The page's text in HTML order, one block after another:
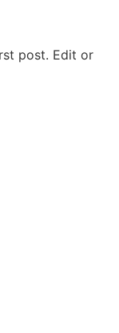
post. Edit or